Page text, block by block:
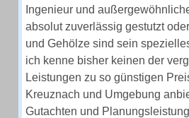
Ingenieur und
absolut zuverlässig gestutzt
und Gehölze sind sein
ich kenne bisher keinen der
Leistungen zu so günstigen
Kreuznach und Umgebung
Gutachten und